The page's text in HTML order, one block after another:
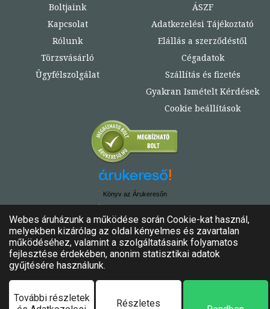
Boltjaink
Kapcsolat
Rólunk
Törzsvásárló
Ügyfélszolgálat
ÁSZF
Adatkezelési Tájékoztató
Elállás a szerződéstől
Cégadatok
Szállítás és fizetés
Gyakran Ismételt Kérdések
Cookie beállítások
Könyv az Árukeresőn
Minden jog fenntartva!